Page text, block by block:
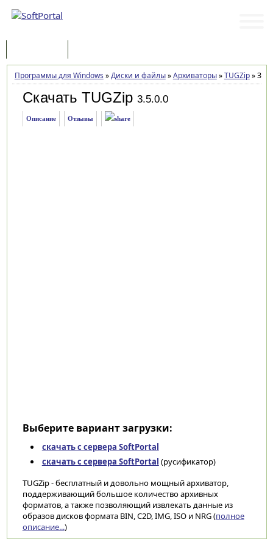
Программы для Windows »Диски и файлы»Архиваторы»TUGZip»
Скачать TUGZip 3.5.0.0
Описание Отзывы
Выберите вариант загрузки:
скачать с сервера SoftPortal
скачать с сервера SoftPortal (русификатор)
TUGZip - бесплатный и довольно мощный архиватор,
поддерживающий большое количество архивных
форматов, а также позволяющий извлекать данные из
образов дисков формата BIN, C2D, IMG, ISO и NRG (полное
описание...)